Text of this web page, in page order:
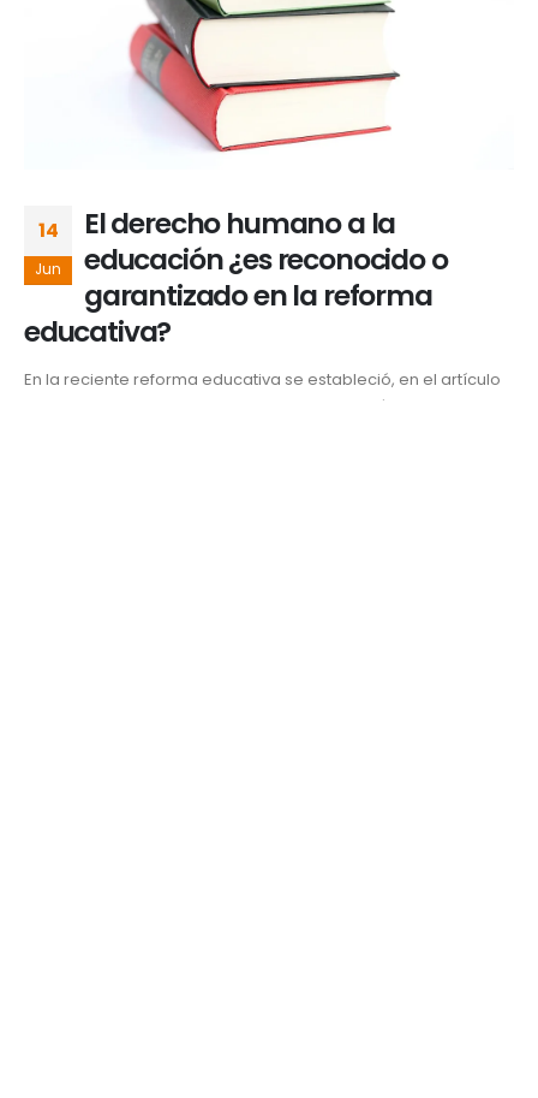
14
Jun
El derecho humano a la
educación ¿es reconocido o
garantizado en la reforma
educativa?
En la reciente reforma educativa se estableció, en el artículo
tercero constitucional, en sus dos primeros párrafos, que